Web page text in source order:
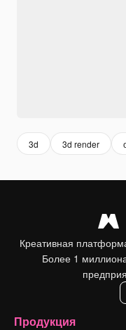
3d 3d render
Креативная
Более 1
Продукция